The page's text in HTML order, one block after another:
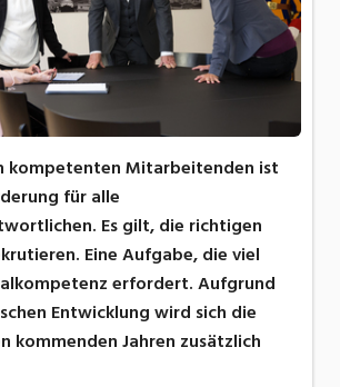
kompetenten Mitarbeitenden ist
für alle
Es gilt, die richtigen
Eine Aufgabe, die viel
erfordert. Aufgrund
Entwicklung wird sich die
kommenden Jahren zusätzlich